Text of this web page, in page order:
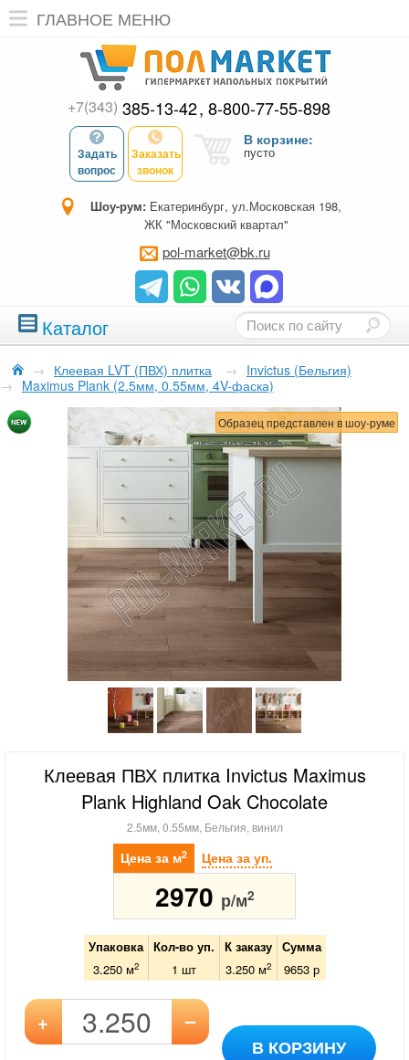
ГЛАВНОЕ МЕНЮ
+7(343) 385-13-42 8-800-77-55-898
Задать
вопрос
Заказать
звонок
В корзине:
пусто
Шоу-рум: Екатеринбург, ул.Московская 198,
ЖК "Московский квартал"
pol-market@bk.ru
Каталог
→ Клеевая LVT (ПВХ) плитка → Invictus (Бельгия)
→ Maximus Plank (2.5мм, 0.55мм, 4V-фаска)
Образец представлен в шоу-руме
Клеевая ПВХ плитка Invictus Maximus
Plank Highland Oak Chocolate
2.5мм, 0.55мм, Бельгия, винил
Цена за м2 Цена за уп.
2970 р/м2
Упаковка Кол-во уп. К заказу
Сумма
3.250 м2 1 шт 3.250м2 9653р
+ –
В КОРЗИНУ